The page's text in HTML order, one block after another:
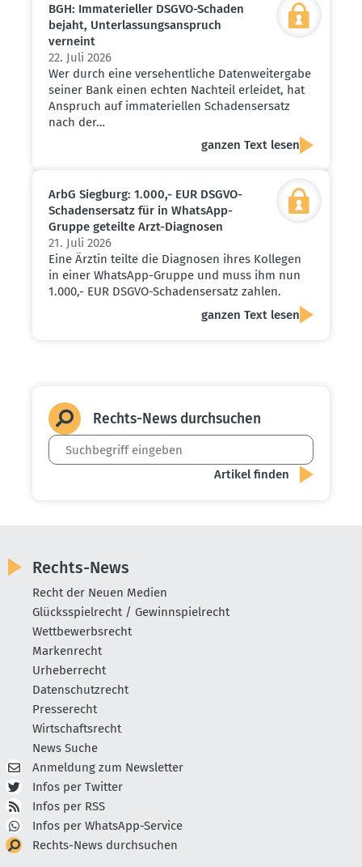
BGH: Immate­ri­eller DSGVO-Schaden
bejaht, Unter­las­sungs­an­spruch
verneint
22. Juli 2026
Wer durch eine versehentliche Datenweitergabe
seiner Bank einen echten Nachteil erleidet, hat
Anspruch auf immateriellen Schadensersatz
nach der…
ganzen Text lesen
ArbG Siegburg: 1.000,- EUR DSGVO-
Schadens­ersatz für in WhatsApp-
Gruppe geteilte Arzt-Diagnosen
21. Juli 2026
Eine Ärztin teilte die Diagnosen ihres Kollegen
in einer WhatsApp-Gruppe und muss ihm nun
1.000,- EUR DSGVO-Schadensersatz zahlen.
ganzen Text lesen
Rechts-News durch­suchen
Rechts-News
Recht der Neuen Medien
Glücksspielrecht / Gewinnspielrecht
Wettbewerbsrecht
Markenrecht
Urheberrecht
Datenschutzrecht
Presserecht
Wirtschaftsrecht
News Suche
Anmeldung zum Newsletter
Infos per Twitter
Infos per RSS
Infos per WhatsApp-Service
Rechts-News durchsuchen